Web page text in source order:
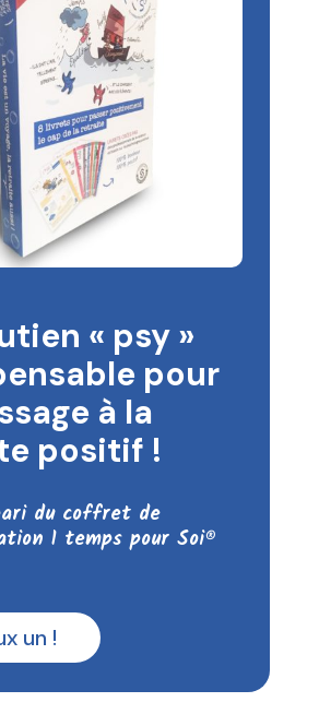
« psy »
pour
à la
positif !
du coffret de
1 temps pour Soi®
un !